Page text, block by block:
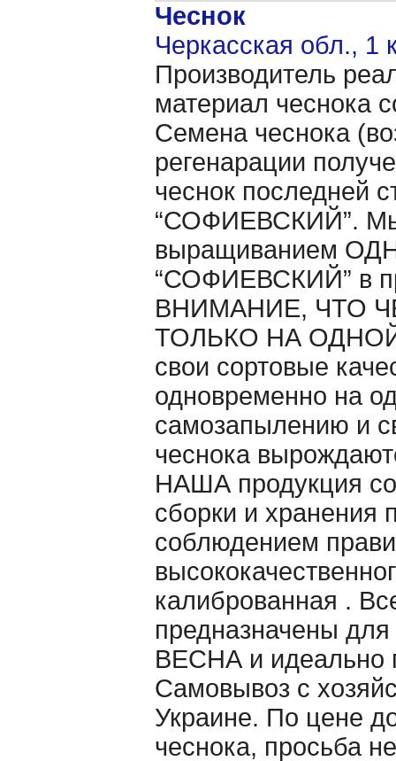
Чеснок
Черкасская обл., 1
Производитель
материал чеснока
Семена чеснока
регенарации
чеснок последней
“СОФИЕВСКИЙ”. Мы
выращиванием
“СОФИЕВСКИЙ” в
ВНИМАНИЕ, ЧТО
ТОЛЬКО НА ОДНОЙ
свои сортовые
одновременно на
самозапылению и
чеснока
НАША продукция
сборки и хранения
cоблюдением
калиброванная .
предназначены
ВЕСНА и идеально
Самовывоз с
Украине. По цене
чеснока, просьба